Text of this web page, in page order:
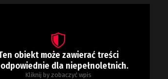
obiekt może zawierać treści
dla niepełnoletnich.
Kliknij by zobaczyć wpis